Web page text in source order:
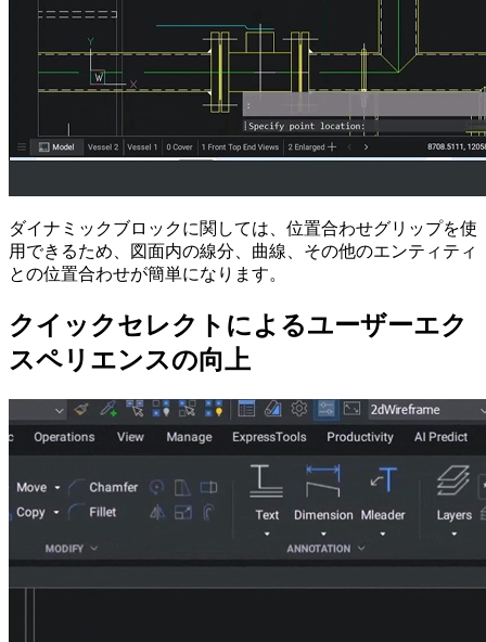
ダイナミックブロックに関しては、位置合わせグリップを使
用できるため、図面内の線分、曲線、その他のエンティティ
との位置合わせが簡単になります。
クイックセレクトによるユーザーエク
スペリエンスの向上